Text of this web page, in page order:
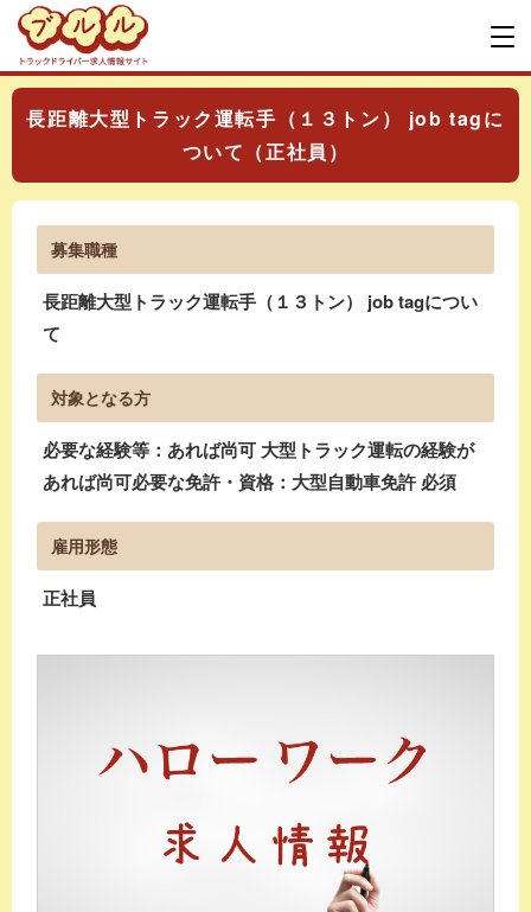
長距離大型トラック運転手（１３トン） job tagに
ついて（正社員）
募集職種
長距離大型トラック運転手（１３トン） job tagについ
て
対象となる方
必要な経験等：あれば尚可 大型トラック運転の経験が
あれば尚可必要な免許・資格：大型自動車免許 必須
雇用形態
正社員